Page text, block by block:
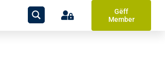
Gëff
Member